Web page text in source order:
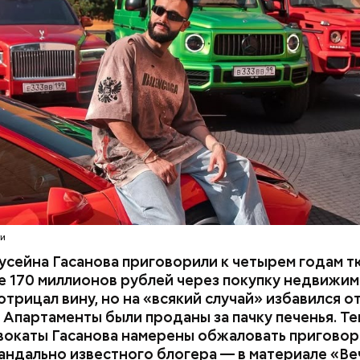
Гасанова приговорили к четырем годам
170 миллионов рублей через покупку
вину, но на «всякий случай» избавился
были проданы за пачку печенья.
Гасанова намерены обжаловать
известного блогера — в материале
тот же день мужчинузаочно арестовали.
расследование. В квартире потерпевших
видеонаблюдения. На записи попал 25-
Артем Миссюра, который тайно приходил в
и подсыпал им в еду химикаты. Также
младшая сестра.